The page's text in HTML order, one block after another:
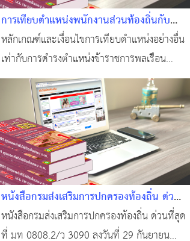
การเทียบตำแหน่งพนักงานส่วนท้องถิ่นกับ
ข้าราชการพลเรือนสามัญ
หลักเกณฑ์และเงื่อนไขการเทียบตำแหน่งอย่างอื่น
เท่ากับการดำรงตำแหน่งข้าราชการพลเรือน
สามัญ ตามพระราชบัญญัติระเบียบข้าราชการ
พลเรือน พ ศ 2551
หนังสือกรมส่งเสริมการปกครองท้องถิ่น ด่วน
ที่สุด ที่ มท 0808.2/ว 3090 ลงวันที่ 29
กันยายน 2565 เรื่อง แนวทางการจ้างที่
หนังสือกรมส่งเสริมการปกครองท้องถิ่น ด่วนที่สุด
ที่ มท 0808.2/ว 3090 ลงวันที่ 29 กันยายน